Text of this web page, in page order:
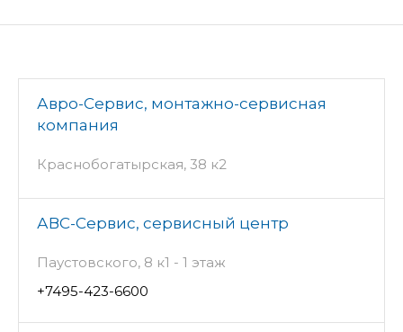
Авро-Сервис, монтажно-сервисная
компания
Краснобогатырская, 38 к2
АВС-Сервис, сервисный центр
Паустовского, 8 к1 - 1 этаж
+7495-423-6600